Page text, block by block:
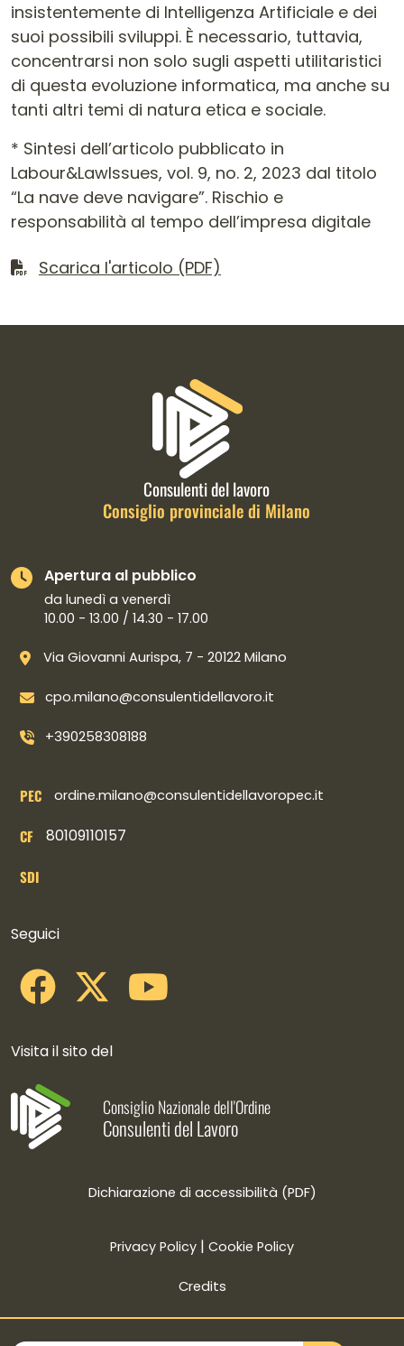
insistentemente di Intelligenza Artificiale e dei
suoi possibili sviluppi. È necessario, tuttavia,
concentrarsi non solo sugli aspetti utilitaristici
di questa evoluzione informatica, ma anche su
tanti altri temi di natura etica e sociale.
* Sintesi dell’articolo pubblicato in
Labour&LawIssues, vol. 9, no. 2, 2023 dal titolo
“La nave deve navigare”. Rischio e
responsabilità al tempo dell’impresa digitale
Scarica il file
Scarica l'articolo (PDF)
Informazioni di contatto e link
Consulenti del lavoro
Consiglio provinciale di Milano
Apertura al pubblico
da lunedì a venerdì
10.00 - 13.00 / 14.30 - 17.00
Via Giovanni Aurispa, 7 - 20122 Milano
cpo.milano@consulentidellavoro.it
+390258308188
PEC ordine.milano@consulentidellavoropec.it
CF 80109110157
SDI
Seguici
Visita il sito del
Consiglio Nazionale dell'Ordine
Consulenti del Lavoro
Dichiarazione di accessibilità (PDF)
Privacy Policy | Cookie Policy
Credits